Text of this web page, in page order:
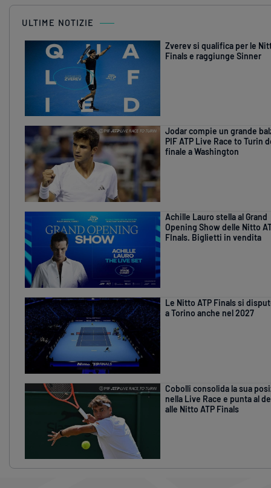
ULTIME NOTIZIE
Zverev si qualifica per le
Finals e raggiunge Sinner
Jodar compie un grande
PIF ATP Live Race to Turin
finale a Washington
Achille Lauro stella al Grand
Opening Show delle Nitto
FInals. Biglietti in vendita
Le Nitto ATP Finals si
a Torino anche nel 2027
Cobolli consolida la sua
nella Live Race e punta al
alle Nitto ATP Finals